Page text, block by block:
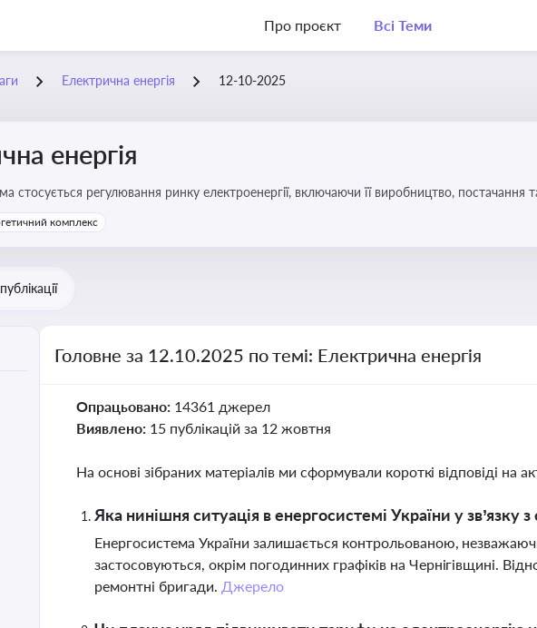
Про проєкт Всі Теми
Електрична енергія 12-10-2025
енергія
стосується регулювання ринку електроенергії, включаючи її виробництво, постачання
комплекс
Головне за 12.10.2025 по темі: Електрична енергія
Опрацьовано: 14361 джерел
Виявлено: 15 публікацій за 12 жовтня
На основі зібраних матеріалів ми сформували короткі відповіді на
Яка нинішня ситуація в енергосистемі України у зв’язку
Енергосистема України залишається контрольованою,
застосовуються, окрім погодинних графіків на Чернігівщині.
ремонтні бригади. Джерело